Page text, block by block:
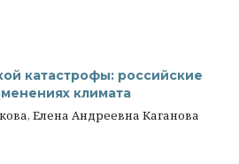
катастрофы: российские
климата
Елена Андреевна Каганова